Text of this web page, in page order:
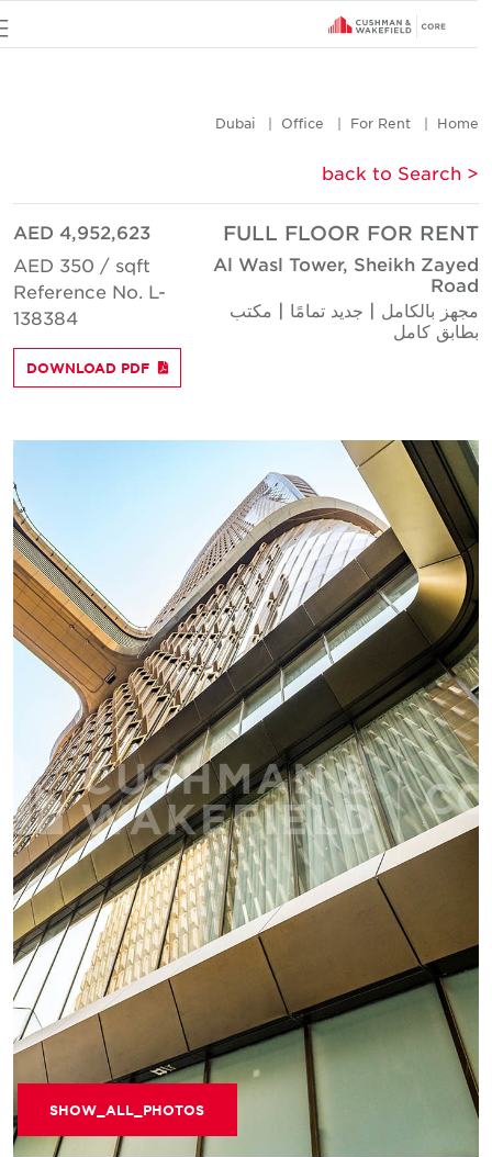
Home
For Rent
Office
Dubai
< back to Search
FULL FLOOR FOR RENT
Al Wasl Tower, Sheikh Zayed
Road
مجهز بالكامل | جديد تمامًا | مكتب
بطابق كامل
AED 4,952,623
AED 350 / sqft
Reference No. L-
138384
DOWNLOAD PDF
SHOW_ALL_PHOTOS